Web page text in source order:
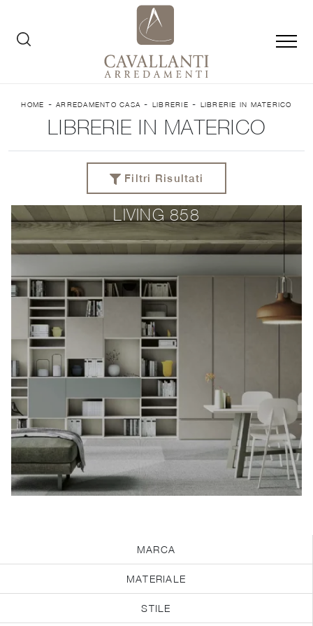
HOME -ARREDAMENTO CASA - LIBRERIE - LIBRERIE IN MATERICO
LIBRERIE IN MATERICO
Filtri Risultati
MARCA
MATERIALE
STILE
LIVING 858